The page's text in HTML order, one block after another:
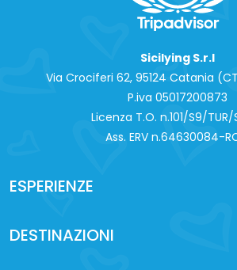
Sicilying S.r.l
Via Crociferi 62, 95124 Catania
P.iva 0‍5017200873
Licenza T.O. n.101/S9/TUR/
Ass. ERV n.64630084-
ESPERIENZE
DESTINAZIONI